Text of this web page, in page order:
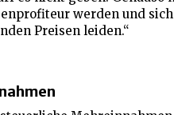
werden und
Preisen leiden.“